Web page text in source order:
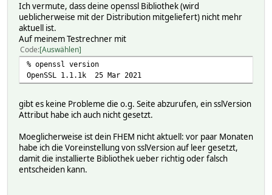
hu_portSfx
ignoreredirects 1
loglevel 4
path /zufaellige-sprueche
protocol https
redirects 0
timeout 2
url https://www.spruch-des-tages.org/zufaellige-
QUEUE:
READINGS:
2021-05-30 06:29:09 row1 Was man ersetzen
2021-05-30 06:29:09 row2 geliebt
2021-05-30 06:29:09 row3
2021-05-30 06:29:09 row4
Ich vermute, dass deine openssl Bibliothek (wird
ueblicherweise mit der Distribution mitgeliefert) nicht mehr
aktuell ist.
Auf meinem Testrechner mit
Code Auswählen
% openssl version
OpenSSL 1.1.1k 25 Mar 2021
gibt es keine Probleme die o.g. Seite abzurufen, ein sslVersion
Attribut habe ich auch nicht gesetzt.
Moeglicherweise ist dein FHEM nicht aktuell: vor paar Monaten
habe ich die Voreinstellung von sslVersion auf leer gesetzt,
damit die installierte Bibliothek ueber richtig oder falsch
entscheiden kann.